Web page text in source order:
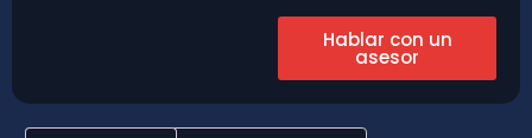
Hablar con un
asesor